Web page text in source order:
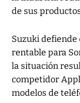
de sus
Suzuki
rentable para
la situación
competidor
modelos de